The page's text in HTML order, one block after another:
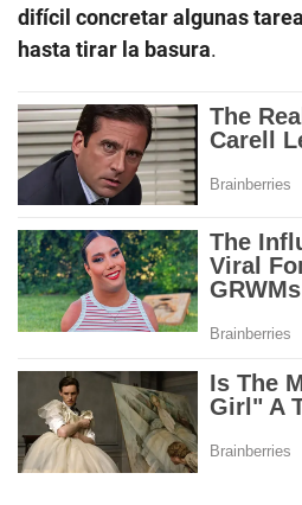
difícil concretar algunas
hasta tirar la basura.